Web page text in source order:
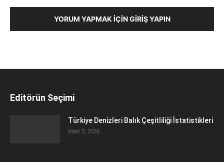
YORUM YAPMAK İÇIN GIRIŞ YAPIN
Editörün Seçimi
Türkiye Denizleri Balık Çeşitliliği İstatistikleri
Mart 7, 2026